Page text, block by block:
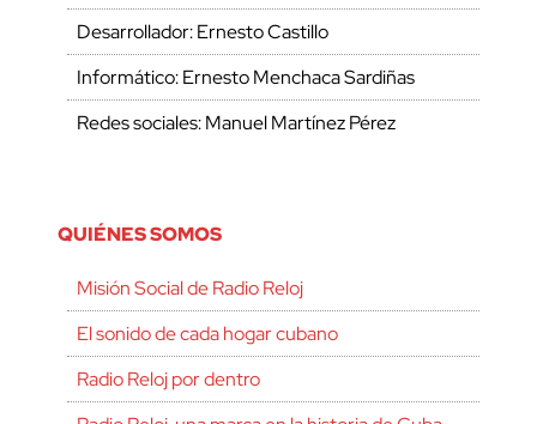
Desarrollador: Ernesto Castillo
Informático: Ernesto Menchaca Sardiñas
Redes sociales: Manuel Martínez Pérez
QUIÉNES SOMOS
Misión Social de Radio Reloj
El sonido de cada hogar cubano
Radio Reloj por dentro